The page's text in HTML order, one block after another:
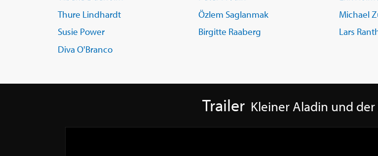
Thure Lindhardt
Özlem Saglanmak Michael
Susie Power
Birgitte Raaberg Lars
Diva O'Branco
Trailer Kleiner Aladin und